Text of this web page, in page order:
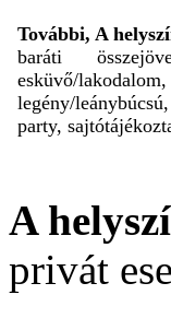
További, A
baráti
esküvő/
legény/
party,
A
privát